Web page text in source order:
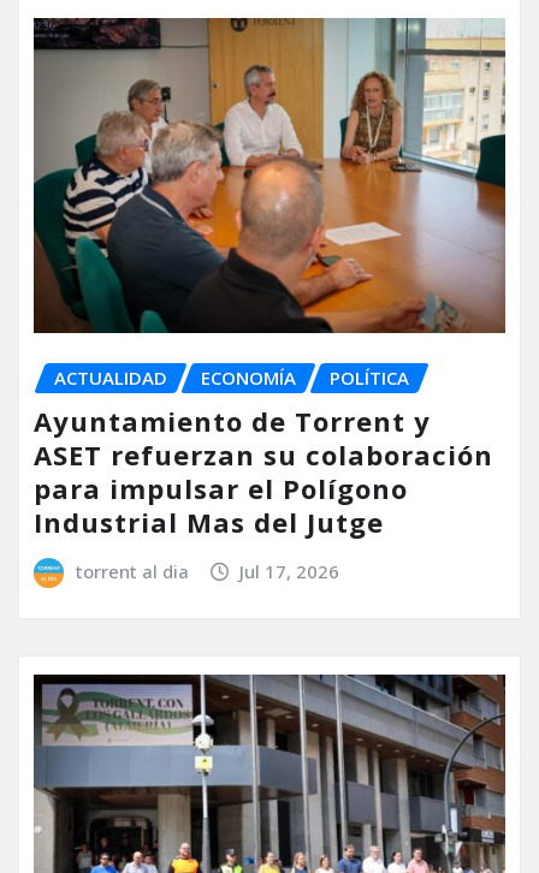
ACTUALIDAD ECONOMÍA POLÍTICA
Ayuntamiento de Torrent y
ASET refuerzan su colaboración
para impulsar el Polígono
Industrial Mas del Jutge
torrent al dia Jul 17, 2026